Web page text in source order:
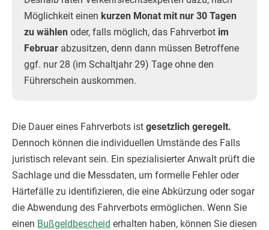
Möglichkeit einen kurzen Monat mit nur 30 Tagen
zu wählen oder, falls möglich, das Fahrverbot im
Februar abzusitzen, denn dann müssen Betroffene
ggf. nur 28 (im Schaltjahr 29) Tage ohne den
Führerschein auskommen.
Die Dauer eines Fahrverbots ist gesetzlich geregelt.
Dennoch können die individuellen Umstände des Falls
juristisch relevant sein. Ein spezialisierter Anwalt prüft die
Sachlage und die Messdaten, um formelle Fehler oder
Härtefälle zu identifizieren, die eine Abkürzung oder sogar
die Abwendung des Fahrverbots ermöglichen. Wenn Sie
einen Bußgeldbescheid erhalten haben, können Sie diesen